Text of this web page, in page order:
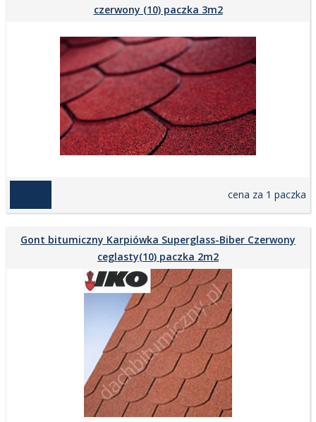
czerwony (10) paczka 3m2
cena za 1 paczka
Gont bitumiczny Karpiówka Superglass-Biber Czerwony
ceglasty(10) paczka 2m2